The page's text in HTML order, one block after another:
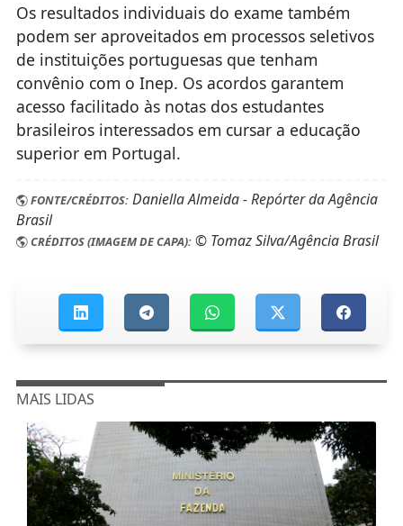
Os resultados individuais do exame também
podem ser aproveitados em processos seletivos
de instituições portuguesas que tenham
convênio com o Inep. Os acordos garantem
acesso facilitado às notas dos estudantes
brasileiros interessados em cursar a educação
superior em Portugal.
FONTE/CRÉDITOS:Daniella Almeida - Repórter da Agência
Brasil
CRÉDITOS (IMAGEM DE CAPA):© Tomaz Silva/Agência Brasil
MAIS LIDAS